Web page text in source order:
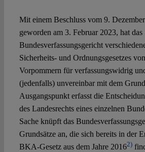
Spotlight
Mit einem Beschluss vom 9.
geworden am 3. Februar 2023, hat das
Bundesverfassungsgericht
Sicherheits- und Ordnungsgesetzes
Vorpommern für verfassungswidrig
(jedenfalls) unvereinbar mit dem
Ausgangspunkt erfasst die
des Landesrechts eines einzelnen
Sache knüpft das
Grundsätze an, die sich bereits in der
BKA-Gesetz aus dem Jahre 20162)